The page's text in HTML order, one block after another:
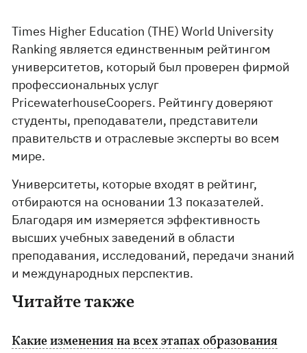
Times Higher Education (THE) World University
Ranking является единственным рейтингом
университетов, который был проверен фирмой
профессиональных услуг
PricewaterhouseCoopers. Рейтингу доверяют
студенты, преподаватели, представители
правительств и отраслевые эксперты во всем
мире.
Университеты, которые входят в рейтинг,
отбираются на основании 13 показателей.
Благодаря им измеряется эффективность
высших учебных заведений в области
преподавания, исследований, передачи знаний
и международных перспектив.
Читайте также
Какие изменения на всех этапах образования